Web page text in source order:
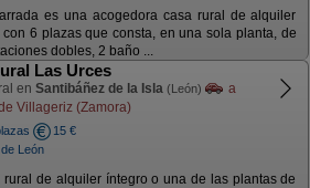
es una acogedora casa rural de alquiler
con 6 plazas que consta, en una sola planta, de
dobles, 2 baño ...
Las Urces
en Santibáñez de la Isla (León)
a
Villageriz (Zamora)
15 €
León
rural de alquiler íntegro o una de las plantas de